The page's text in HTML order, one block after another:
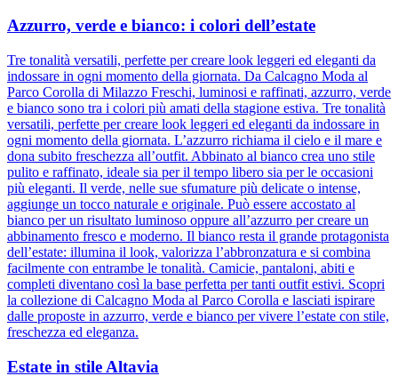
Azzurro, verde e bianco: i colori dell’estate
Tre tonalità versatili, perfette per creare look leggeri ed eleganti da
indossare in ogni momento della giornata. Da Calcagno Moda al
Parco Corolla di Milazzo Freschi, luminosi e raffinati, azzurro, verde
e bianco sono tra i colori più amati della stagione estiva. Tre tonalità
versatili, perfette per creare look leggeri ed eleganti da indossare in
ogni momento della giornata. L’azzurro richiama il cielo e il mare e
dona subito freschezza all’outfit. Abbinato al bianco crea uno stile
pulito e raffinato, ideale sia per il tempo libero sia per le occasioni
più eleganti. Il verde, nelle sue sfumature più delicate o intense,
aggiunge un tocco naturale e originale. Può essere accostato al
bianco per un risultato luminoso oppure all’azzurro per creare un
abbinamento fresco e moderno. Il bianco resta il grande protagonista
dell’estate: illumina il look, valorizza l’abbronzatura e si combina
facilmente con entrambe le tonalità. Camicie, pantaloni, abiti e
completi diventano così la base perfetta per tanti outfit estivi. Scopri
la collezione di Calcagno Moda al Parco Corolla e lasciati ispirare
dalle proposte in azzurro, verde e bianco per vivere l’estate con stile,
freschezza ed eleganza.
Estate in stile Altavia